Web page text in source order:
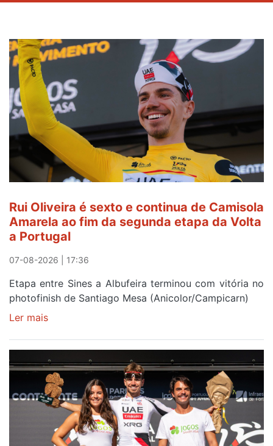
Rui Oliveira é sexto e continua de Camisola
Amarela ao fim da segunda etapa da Volta
a Portugal
07-08-2026 | 17:36
Etapa entre Sines a Albufeira terminou com vitória no
photofinish de Santiago Mesa (Anicolor/Campicarn)
Ler mais
Oliveira
é
sexto
e
continua
Camisola